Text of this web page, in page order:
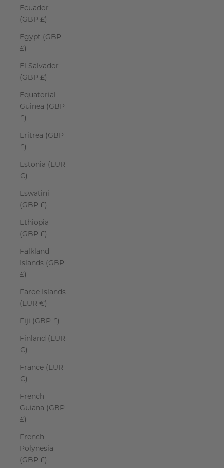
Ecuador
(GBP £)
Egypt (GBP
£)
El Salvador
(GBP £)
Equatorial
Guinea (GBP
£)
Eritrea (GBP
£)
Estonia (EUR
€)
Eswatini
(GBP £)
Ethiopia
(GBP £)
Falkland
Islands (GBP
£)
Faroe Islands
(EUR €)
Fiji (GBP £)
Finland (EUR
€)
France (EUR
€)
French
Guiana (GBP
£)
French
Polynesia
(GBP £)